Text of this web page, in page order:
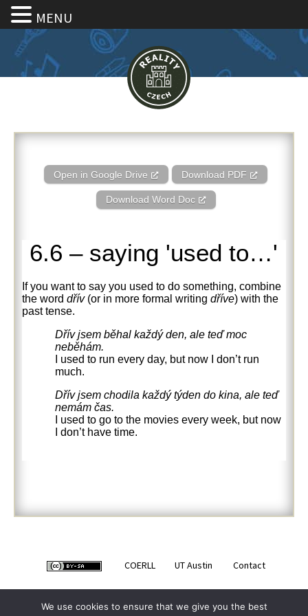
6.6 – saying ‘used to…’
Open in Google Drive Download PDF
Download Word Doc
6.6 – saying 'used to…'
If you want to say you used to do something, combine
the worddřív (or in more formal writingdříve) with the
past tense.
Dřív jsem běhal každý den, ale teď moc
neběhám.
I used to run every day, but now I don’t run
much.
Dřív jsem chodila každý týden do kina, ale teď
nemám čas.
I used to go to the movies every week, but now
I don’t have time.
COERLL UT Austin Contact
MENU
We use cookies to ensure that we give you the best